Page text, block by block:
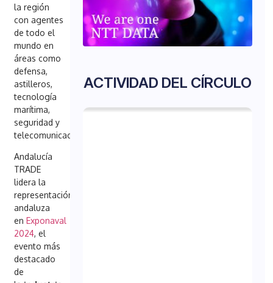
la región
con agentes
de todo el
mundo en
áreas como
defensa,
astilleros,
tecnología
marítima,
seguridad y
telecomunicaciones
Andalucía
TRADE
lidera la
representación
andaluza
enExponaval
2024, el
evento más
destacado
de
ACTIVIDAD DEL CÍRCULO